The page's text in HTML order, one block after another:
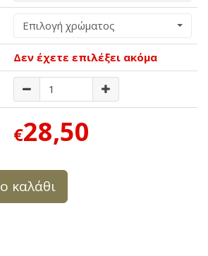
Επιλογή χρώματος
Δεν έχετε επιλέξει ακόμα
€28,50
καλάθι